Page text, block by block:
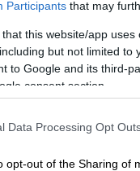
Participants that may
that this website/app
but not limited to
to Google and its third-
consent section.
Data Processing Opt
opt-out of the Sharing of
διεθνές
Μαξίμου
Η
της Κάσου